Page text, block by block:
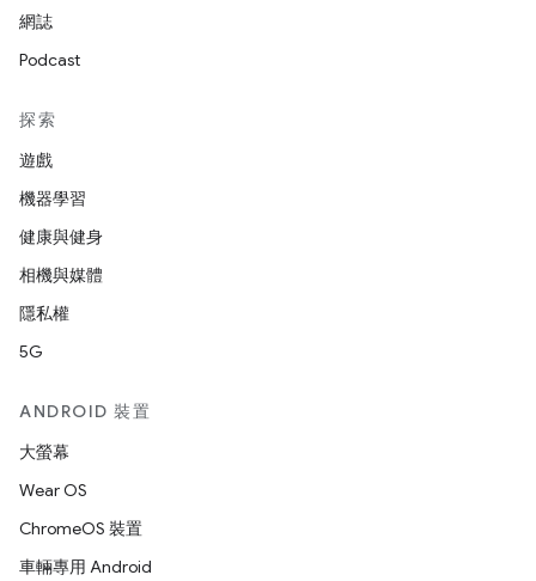
網誌
Podcast
探索
遊戲
機器學習
健康與健身
相機與媒體
隱私權
5G
ANDROID 裝置
大螢幕
Wear OS
ChromeOS 裝置
車輛專用 Android